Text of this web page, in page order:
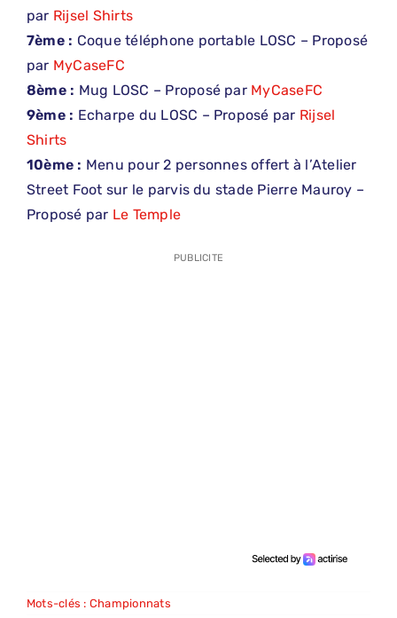
par Rijsel Shirts
7ème : Coque téléphone portable LOSC – Proposé
par MyCaseFC
8ème : Mug LOSC – Proposé par MyCaseFC
9ème : Echarpe du LOSC – Proposé par Rijsel
Shirts
10ème : Menu pour 2 personnes offert à l’Atelier
Street Foot sur le parvis du stade Pierre Mauroy –
Proposé par Le Temple
PUBLICITE
Mots-clés : Championnats